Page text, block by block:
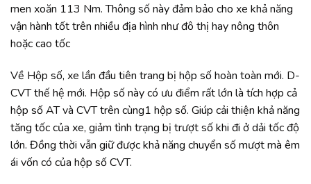
men xoăn 113 Nm. Thông số này đảm bảo cho xe khả năng
vận hành tốt trên nhiều địa hình như đô thị hay nông thôn
hoặc cao tốc
Về Hộp số, xe lần đầu tiên trang bị hộp số hoàn toàn mới. D-
CVT thế hệ mới. Hộp số này có ưu điểm rất lớn là tích hợp cả
hộp số AT và CVT trên cùng1 hộp số. Giúp cải thiện khả năng
tăng tốc của xe, giảm tình trạng bị trượt số khi đi ở dải tốc độ
lớn. Đồng thời vẫn giữ được khả năng chuyển số mượt mà êm
ái vốn có của hộp số CVT.